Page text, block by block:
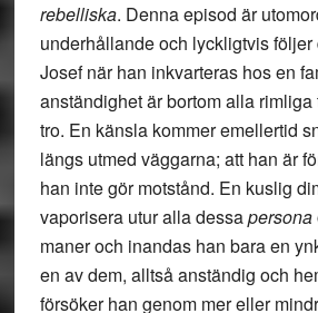
rebelliska. Denna episod är
underhållande och lyckligtvis följer
Josef när han inkvarteras hos en
anständighet är bortom alla
tro. En känsla kommer emellertid
längs utmed väggarna; att han är
han inte gör motstånd. En kuslig
vaporisera utur alla dessapersona
maner och inandas han bara en
en av dem, alltså anständig och
försöker han genom mer eller